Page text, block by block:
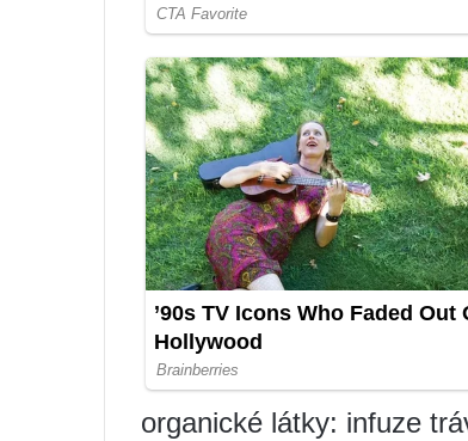
organické látky: infuze